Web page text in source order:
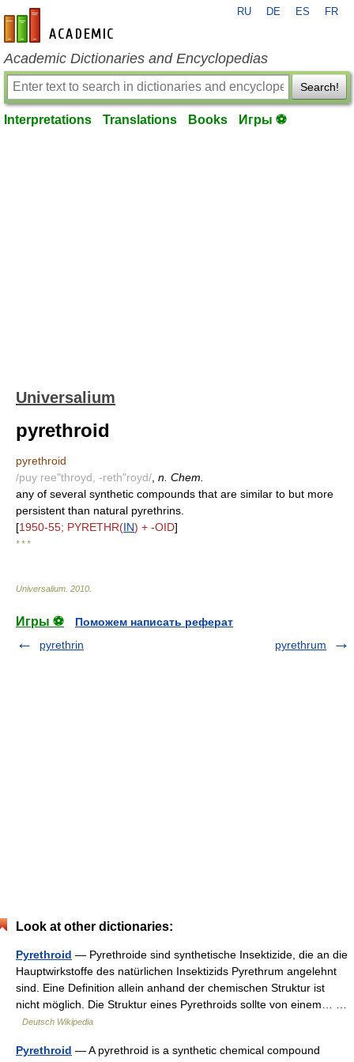
en-academic.com
RU DE ES FR
Academic Dictionaries and Encyclopedias
Search!
Interpretations Translations Books Игры ⚽
Universalium
pyrethroid
pyrethroid
/puy ree"throyd, -reth"royd/ n. Chem.
any of several synthetic compounds that are similar to but more
persistent than natural pyrethrins.
[1950-55; PYRETHR(IN) + -OID]
* * *
Universalium 2010
Игры ⚽
Поможем написать реферат
pyrethrin
pyrethrum
Look at other dictionaries:
Pyrethroid — Pyrethroide sind synthetische Insektizide, die an die
Hauptwirkstoffe des natürlichen Insektizids Pyrethrum angelehnt
sind. Eine Definition allein anhand der chemischen Struktur ist
nicht möglich. Die Struktur eines Pyrethroids sollte von einem… …
Deutsch Wikipedia
Pyrethroid — A pyrethroid is a synthetic chemical compound